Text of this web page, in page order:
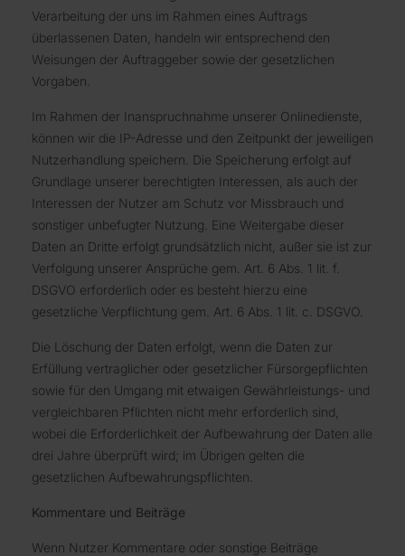
Verarbeitung der uns im Rahmen eines Auftrags
überlassenen Daten, handeln wir entsprechend den
Weisungen der Auftraggeber sowie der gesetzlichen
Vorgaben.
Im Rahmen der Inanspruchnahme unserer Onlinedienste,
können wir die IP-Adresse und den Zeitpunkt der jeweiligen
Nutzerhandlung speichern. Die Speicherung erfolgt auf
Grundlage unserer berechtigten Interessen, als auch der
Interessen der Nutzer am Schutz vor Missbrauch und
sonstiger unbefugter Nutzung. Eine Weitergabe dieser
Daten an Dritte erfolgt grundsätzlich nicht, außer sie ist zur
Verfolgung unserer Ansprüche gem. Art. 6 Abs. 1 lit. f.
DSGVO erforderlich oder es besteht hierzu eine
gesetzliche Verpflichtung gem. Art. 6 Abs. 1 lit. c. DSGVO.
Die Löschung der Daten erfolgt, wenn die Daten zur
Erfüllung vertraglicher oder gesetzlicher Fürsorgepflichten
sowie für den Umgang mit etwaigen Gewährleistungs- und
vergleichbaren Pflichten nicht mehr erforderlich sind,
wobei die Erforderlichkeit der Aufbewahrung der Daten alle
drei Jahre überprüft wird; im Übrigen gelten die
gesetzlichen Aufbewahrungspflichten.
Kommentare und Beiträge
Wenn Nutzer Kommentare oder sonstige Beiträge